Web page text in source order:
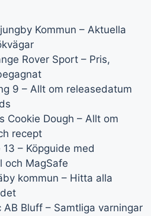
Kommun – Aktuella
Rover Sport – Pris,
9 – Allt om releasedatum
Cookie Dough – Allt om
recept
– Köpguide med
och MagSafe
kommun – Hitta alla
Bluff – Samtliga varningar